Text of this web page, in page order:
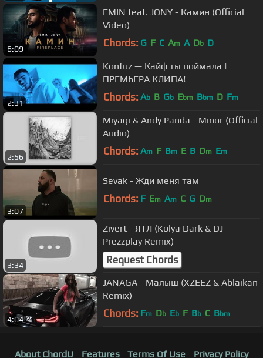
6:09
EMIN feat. JONY - Камин (Official
Video)
Chords: G F C Am A Db D
2:31
Konfuz — Кайф ты поймала |
ПРЕМЬЕРА КЛИПА!
Chords: Ab B Gb Ebm Bbm D Fm
2:56
Miyagi & Andy Panda - Minor (Official
Audio)
Chords: Am F Bm E B Dm Em
3:07
Sevak - Жди меня там
Chords: F Em Am C G Dm
3:34
Zivert - ЯТЛ (Kolya Dark & DJ
Prezzplay Remix)
Request Chords
4:04
JANAGA - Малыш (XZEEZ & Ablaikan
Remix)
Chords: Fm Db Eb F Bb C Bbm
About ChordU Features Terms Of Use Privacy Policy